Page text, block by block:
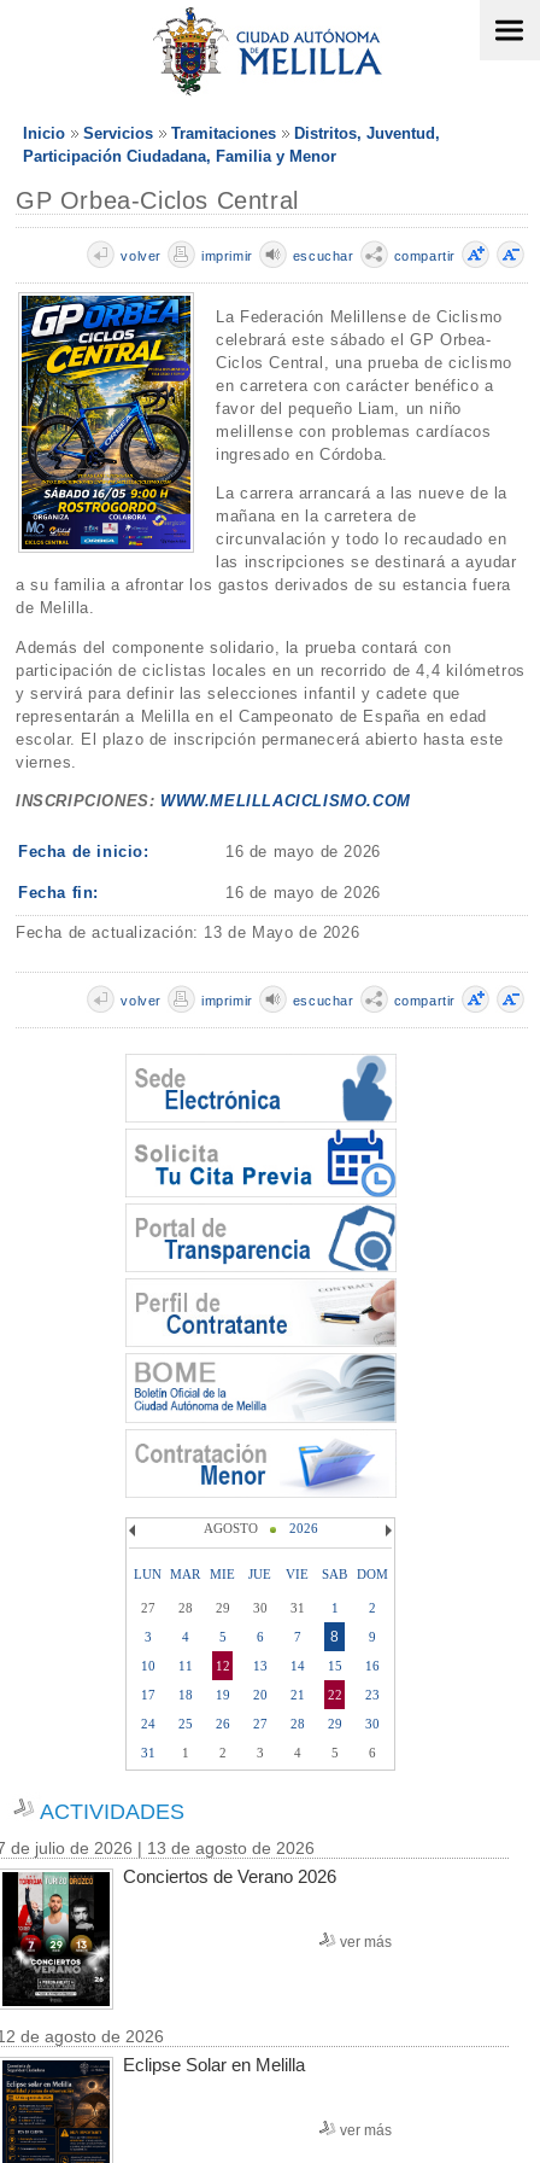
Inicio Servicios Tramitaciones
Distritos, Juventud,
Participación Ciudadana, Familia y Menor
GP Orbea-Ciclos Central
compartir
escuchar
imprimir
volver
La Federación Melillense de Ciclismo
celebrará este sábado el GP Orbea-
Ciclos Central, una prueba de ciclismo
en carretera con carácter benéfico a
favor del pequeño Liam, un niño
melillense con problemas cardíacos
ingresado en Córdoba.
La carrera arrancará a las nueve de la
mañana en la carretera de
circunvalación y todo lo recaudado en
las inscripciones se destinará a ayudar
a su familia a afrontar los gastos derivados de su estancia fuera
de Melilla.
Además del componente solidario, la prueba contará con
participación de ciclistas locales en un recorrido de 4,4 kilómetros
y servirá para definir las selecciones infantil y cadete que
representarán a Melilla en el Campeonato de España en edad
escolar. El plazo de inscripción permanecerá abierto hasta este
viernes.
INSCRIPCIONES: WWW.MELILLACICLISMO.COM
Fecha de inicio: 16 de mayo de 2026
Fecha fin: 16 de mayo de 2026
Fecha de actualización: 13 de Mayo de 2026
compartir
escuchar
imprimir
volver
AGOSTO 2026
LUN MAR MIE JUE VIE SAB DOM
27 28 29 30 31 1
2
3
4 5 6 7 8
9
10
11 12 13 14 15
16
17
18 19 20 21 22
23
24
25 26 27 28 29
30
31
1 2 3 4 5 6
ACTIVIDADES
de julio de 2026 | 13 de agosto de 2026
Conciertos de Verano 2026
ver más
de agosto de 2026
Eclipse Solar en Melilla
ver más